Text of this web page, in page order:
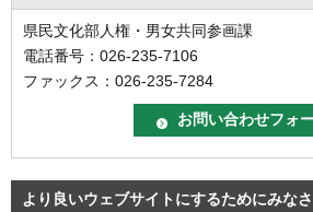
県民文化部人権・男女共同参画課
電話番号：026-235-7106
ファックス：026-235-7284
より良いウェブサイトにするためにみな